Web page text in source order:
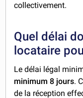
collectivement.
Quel délai
locataire
Le délai légal
minimum 8 jours.
de la réception